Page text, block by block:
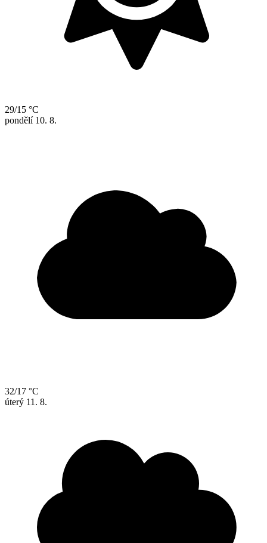
29/15 °C
pondělí 10. 8.
32/17 °C
úterý 11. 8.